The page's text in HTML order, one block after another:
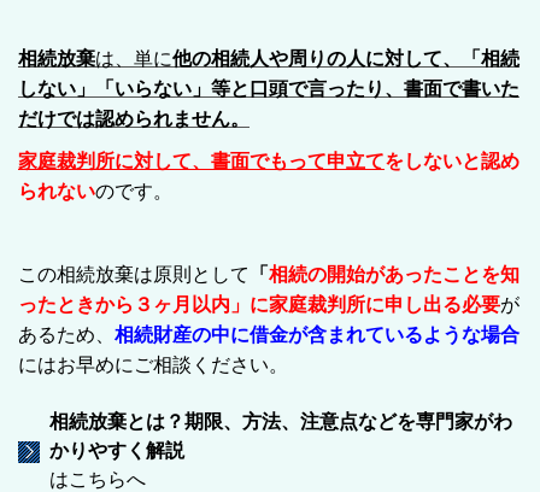
相続放棄は、単に他の相続人や周りの人に対して、「相続
しない」「いらない」等と口頭で言ったり、書面で書いた
だけでは認められません。
家庭裁判所に対して、書面でもって申立てをしないと認め
られないのです。
この相続放棄は原則として 「 相続の開始があったことを知
ったときから３ヶ月以内」に家庭裁判所に申し出る必要が
あるため、 相続財産の中に借金が含まれているような場合
にはお早めにご相談ください。
相続放棄とは？期限、方法、注意点などを専門家がわ
かりやすく解説
はこちらへ